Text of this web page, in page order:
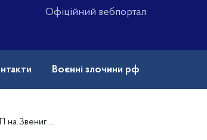
Офіційний вебпортал
Воєнні злочини рф
провадження